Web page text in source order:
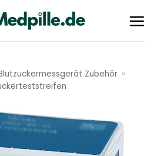
Zubehör »